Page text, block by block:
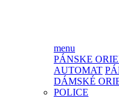
menu
PÁNSKE
AUTOMAT
DÁMSKÉ
POLICE